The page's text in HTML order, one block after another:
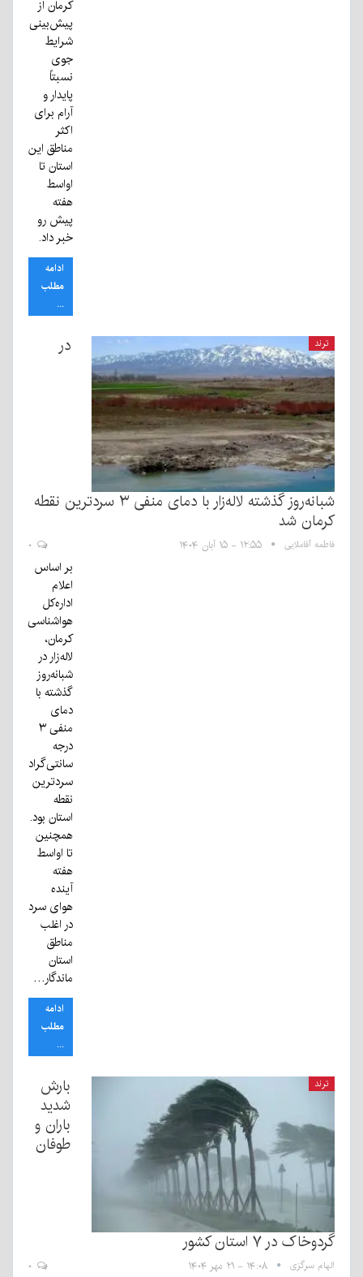
کرمان از
پیش‌بینی
شرایط
جوی
نسبتاً
پایدار و
آرام برای
اکثر
مناطق این
استان تا
اواسط
هفته
پیش رو
خبر داد.
ادامه
مطلب
...
ترند در
شبانه‌روز گذشته لاله‌زار با دمای منفی ۳ سردترین نقطه
کرمان شد
فاطمه آقاملایی ۱۲:۵۵ - ۱۵ آبان ۱۴۰۴
بر اساس
اعلام
اداره‌کل
هواشناسی
کرمان،
لاله‌زار در
شبانه‌روز
گذشته با
دمای
منفی ۳
درجه
سانتی‌گراد
سردترین
نقطه
استان بود.
همچنین
تا اواسط
هفته
آینده
هوای سرد
در اغلب
مناطق
استان
ماندگار…
ادامه
مطلب
...
ترند
بارش
شدید
باران و
طوفان
گردوخاک در ۷ استان کشور
الهام سرگزی ۱۴:۰۸ - ۲۱ مهر ۱۴۰۴